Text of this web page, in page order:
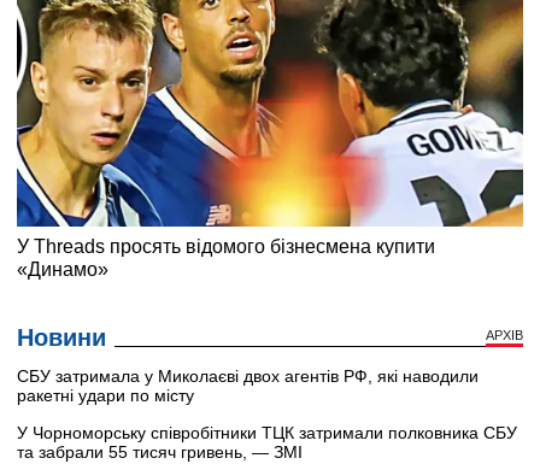
Новини АРХІВ
СБУ затримала у Миколаєві двох агентів РФ, які наводили
ракетні удари по місту
У Чорноморську співробітники ТЦК затримали полковника СБУ
та забрали 55 тисяч гривень, — ЗМІ